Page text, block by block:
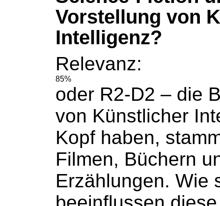
Vorstellung von
Intelligenz?
Relevanz:
85%
oder R2-D2 – die
von Künstlicher
Kopf haben,
Filmen, Büchern
Erzählungen. Wie